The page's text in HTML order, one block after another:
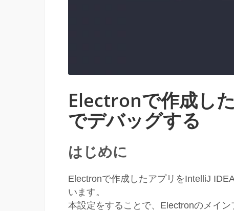
Electronで作成し
でデバッグする
はじめに
Electronで作成したアプリをIntelliJ
います。
本設定をすることで、Electronのメイ